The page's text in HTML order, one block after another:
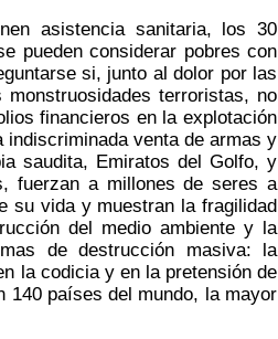
asistencia sanitaria, los 30
pueden considerar pobres con
si, junto al dolor por las
terroristas, no
financieros en la explotación
venta de armas y
saudita, Emiratos del Golfo, y
fuerzan a millones de seres a
su vida y muestran la fragilidad
del medio ambiente y la
de destrucción masiva: la
la codicia y en la pretensión de
140 países del mundo, la mayor